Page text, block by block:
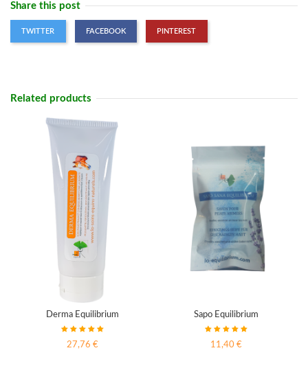
Share this post
TWITTER FACEBOOK PINTEREST
Related products
Derma Equilibrium
27,76 €
Sapo Equilibrium
11,40 €